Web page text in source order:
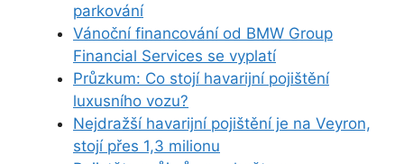
parkování
Vánoční financování od BMW Group
Financial Services se vyplatí
Průzkum: Co stojí havarijní pojištění
luxusního vozu?
Nejdražší havarijní pojištění je na Veyron,
stojí přes 1,3 milionu